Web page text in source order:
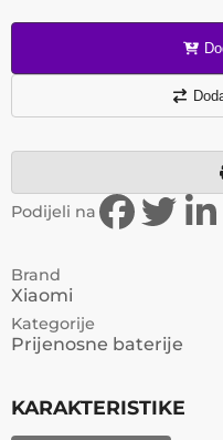
Podijeli na
Brand
Xiaomi
Kategorije
Prijenosne baterije
KARAKTERISTIKE